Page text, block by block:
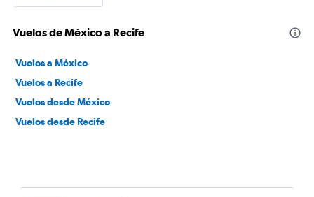
Vuelos de México a Recife
Vuelos a México
Vuelos a Recife
Vuelos desde México
Vuelos desde Recife